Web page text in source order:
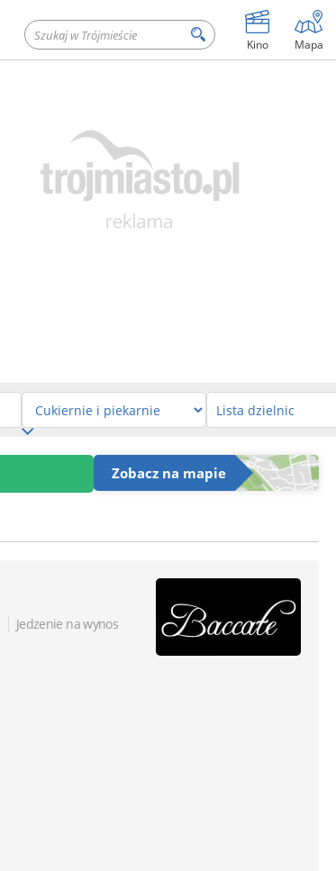
Kino Mapa
Zobacz na mapie
| Jedzenie na wynos